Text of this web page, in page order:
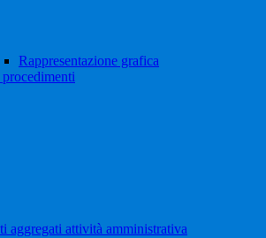
Rappresentazione grafica
aggregati attività amministrativa